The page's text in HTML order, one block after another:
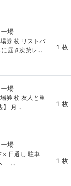
場
券 枚 リストバ
届き次第レ...
1 枚
場
券 枚 友人と重
】 月...
1 枚
場
× 日通し 駐車
× ...
1 枚